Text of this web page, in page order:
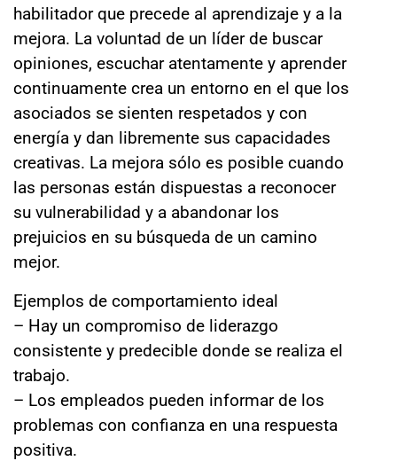
habilitador que precede al aprendizaje y a la
mejora. La voluntad de un líder de buscar
opiniones, escuchar atentamente y aprender
continuamente crea un entorno en el que los
asociados se sienten respetados y con
energía y dan libremente sus capacidades
creativas. La mejora sólo es posible cuando
las personas están dispuestas a reconocer
su vulnerabilidad y a abandonar los
prejuicios en su búsqueda de un camino
mejor.
Ejemplos de comportamiento ideal
– Hay un compromiso de liderazgo
consistente y predecible donde se realiza el
trabajo.
– Los empleados pueden informar de los
problemas con confianza en una respuesta
positiva.